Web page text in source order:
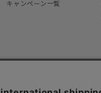
キャンペーン一覧